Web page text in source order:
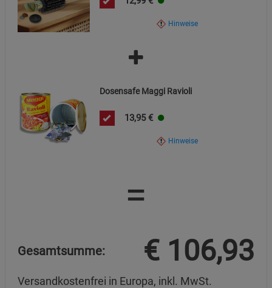
Hinweise
Dosensafe Maggi Ravioli
13,95 €
Hinweise
=
Gesamtsumme: € 106,93
Versandkostenfrei in Europa, inkl. MwSt.